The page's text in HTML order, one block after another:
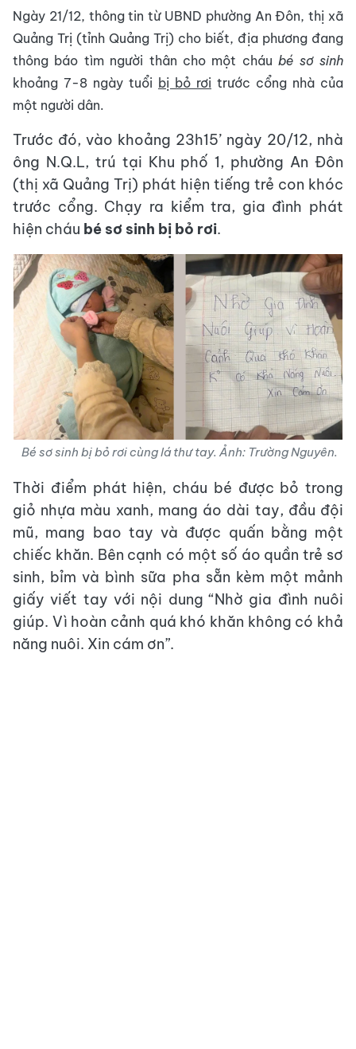
Ngày 21/12, thông tin từ UBND phường An Đôn, thị xã
Quảng Trị (tỉnh Quảng Trị) cho biết, địa phương đang
thông báo tìm người thân cho một cháubé sơ sinh
khoảng 7-8 ngày tuổi bị bỏ rơi trước cổng nhà của
một người dân.
Trước đó, vào khoảng 23h15’ ngày 20/12, nhà
ông N.Q.L, trú tại Khu phố 1, phường An Đôn
(thị xã Quảng Trị) phát hiện tiếng trẻ con khóc
trước cổng. Chạy ra kiểm tra, gia đình phát
hiện cháu bé sơ sinh bị bỏ rơi.
Bé sơ sinh bị bỏ rơi cùng lá thư tay. Ảnh: Trường Nguyên.
Thời điểm phát hiện, cháu bé được bỏ trong
giỏ nhựa màu xanh, mang áo dài tay, đầu đội
mũ, mang bao tay và được quấn bằng một
chiếc khăn. Bên cạnh có một số áo quần trẻ sơ
sinh, bỉm và bình sữa pha sẵn kèm một mảnh
giấy viết tay với nội dung “Nhờ gia đình nuôi
giúp. Vì hoàn cảnh quá khó khăn không có khả
năng nuôi. Xin cám ơn”.